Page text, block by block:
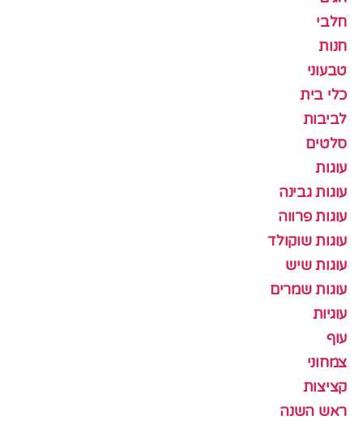
חלבי
חנות
טבעוני
כלי בית
לביבות
סלטים
עוגות
עוגות גבינה
עוגות פרווה
עוגות שוקולד
עוגות שיש
עוגות שמרים
עוגיות
עוף
צמחוני
קציצות
ראש השנה